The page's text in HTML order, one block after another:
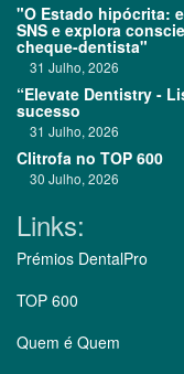
"O Estado hipócrita:
SNS e explora
cheque-dentista"
31 Julho, 2026
“Elevate Dentistry -
sucesso
31 Julho, 2026
Clitrofa no TOP 600
30 Julho, 2026
Links:
Prémios DentalPro
TOP 600
Quem é Quem